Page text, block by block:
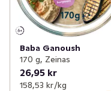
Baba Ganoush
170 g, Zeinas
26,95 kr
158,53 kr /kg